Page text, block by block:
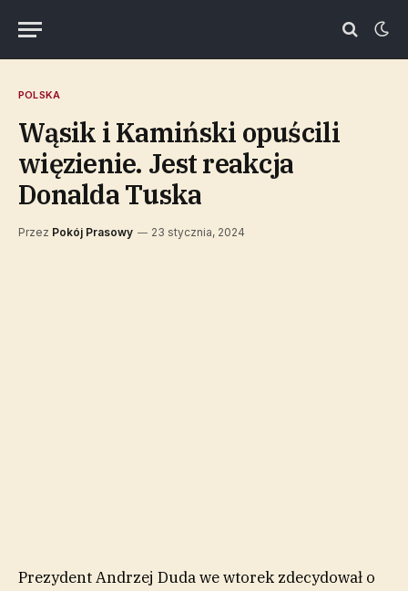
POLSKA
Wąsik i Kamiński opuścili
więzienie. Jest reakcja
Donalda Tuska
Przez Pokój Prasowy 23 stycznia, 2024
Prezydent Andrzej Duda we wtorek zdecydował o